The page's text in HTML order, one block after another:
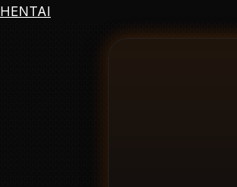
HENTAI